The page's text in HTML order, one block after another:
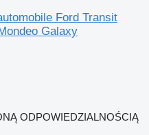
Ford Transit
Galaxy
ODPOWIEDZIALNOŚCIĄ